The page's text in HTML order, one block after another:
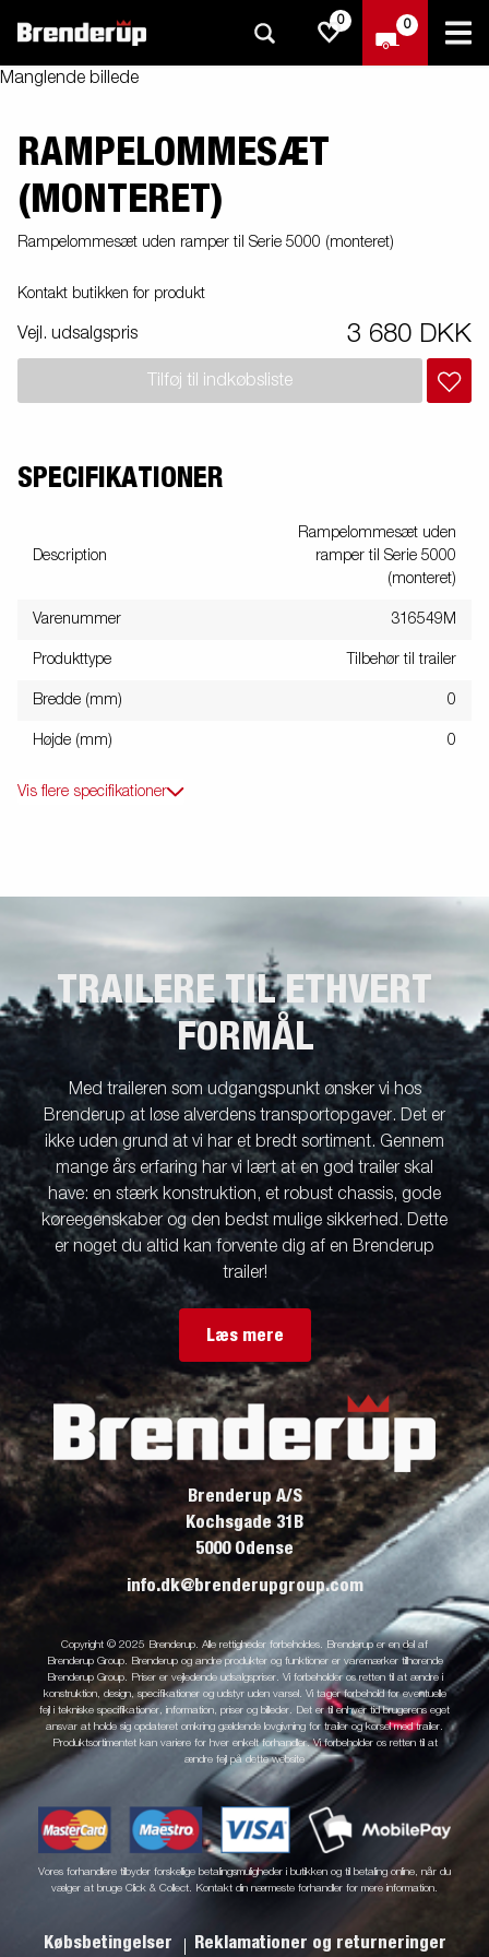
0 0
Manglende billede
RAMPELOMMESÆT
(MONTERET)
Rampelommesæt uden ramper til Serie 5000 (monteret)
Kontakt butikken for produkt
Vejl. udsalgspris 3 680 DKK
Tilføj til indkøbsliste
SPECIFIKATIONER
Description
Rampelommesæt uden
ramper til Serie 5000
(monteret)
Varenummer 316549M
Produkttype Tilbehør til trailer
Bredde (mm) 0
Højde (mm) 0
Vis flere specifikationer
TRAILERE TIL ETHVERT
FORMÅL
Med traileren som udgangspunkt ønsker vi hos
Brenderup at løse alverdens transportopgaver. Det er
ikke uden grund at vi har et bredt sortiment. Gennem
mange års erfaring har vi lært at en god trailer skal
have: en stærk konstruktion, et robust chassis, gode
køreegenskaber og den bedst mulige sikkerhed. Dette
er noget du altid kan forvente dig af en Brenderup
trailer!
Læs mere
Brenderup A/S
Kochsgade 31B
5000 Odense
info.dk@brenderupgroup.com
Copyright © 2025 Brenderup. Alle rettigheder forbeholdes. Brenderup er en del af
Brenderup Group. Brenderup og andre produkter og funktioner er varemærker tilhørende
Brenderup Group. Priser er vejledende udsalgspriser. Vi forbeholder os retten til at ændre i
konstruktion, design, specifikationer og udstyr uden varsel. Vi tager forbehold for eventuelle
fejl i tekniske specifikationer, information, priser og billeder. Det er til enhver tid brugerens eget
ansvar at holde sig opdateret omkring gældende lovgivning for trailer og kørsel med trailer.
Produktsortimentet kan variere for hver enkelt forhandler. Vi forbeholder os retten til at
ændre fejl på dette website
Vores forhandlere tilbyder forskellige betalingsmuligheder i butikken og til betaling online, når du
vælger at bruge Click & Collect. Kontakt din nærmeste forhandler for mere information.
Købsbetingelser Reklamationer og returneringer